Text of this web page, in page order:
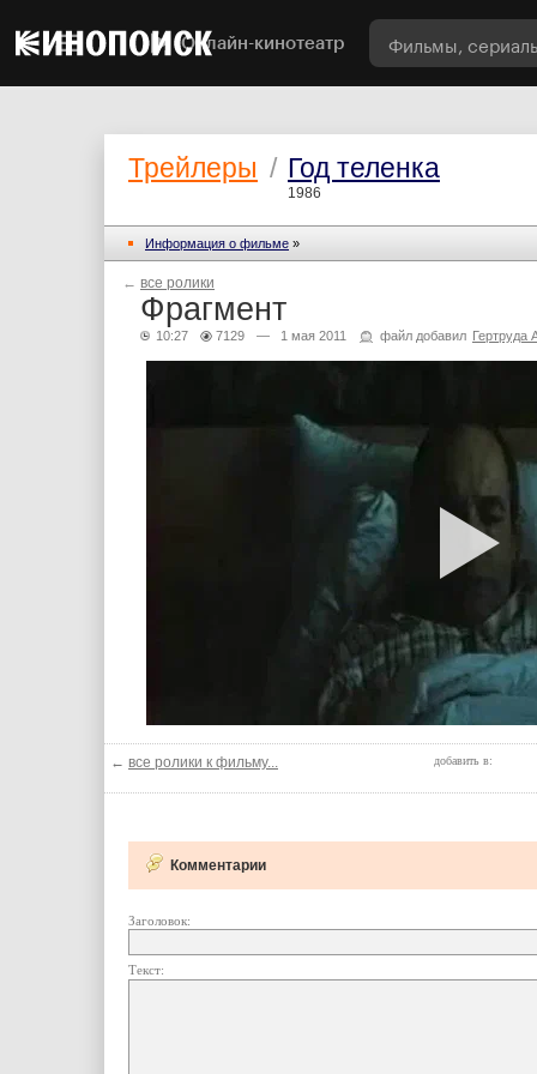
Онлайн-кинотеатр
Трейлеры / Год теленка
1986
Информация о фильме »
← все ролики
Фрагмент
10:27 7129 — 1 мая 2011 файл добавил Гертруда
← все ролики к фильму... добавить в:
Комментарии
Заголовок:
Текст: